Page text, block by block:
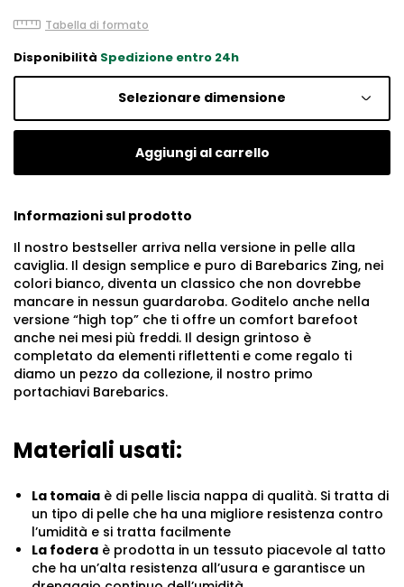
Tabella di formato
Disponibilità Spedizione entro 24h
Selezionare dimensione
Aggiungi al carrello
Informazioni sul prodotto
Il nostro bestseller arriva nella versione in pelle alla
caviglia. Il design semplice e puro di Barebarics Zing, nei
colori bianco, diventa un classico che non dovrebbe
mancare in nessun guardaroba. Goditelo anche nella
versione “high top” che ti offre un comfort barefoot
anche nei mesi più freddi. Il design grintoso è
completato da elementi riflettenti e come regalo ti
diamo un pezzo da collezione, il nostro primo
portachiavi Barebarics.
Materiali usati:
La tomaia è di pelle liscia nappa di qualità. Si tratta di
un tipo di pelle che ha una migliore resistenza contro
l’umidità e si tratta facilmente
La fodera è prodotta in un tessuto piacevole al tatto
che ha un’alta resistenza all’usura e garantisce un